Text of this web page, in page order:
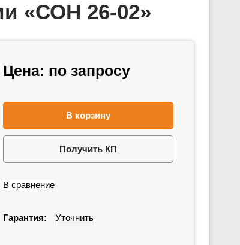
«СОН 26-02»
Цена: по запросу
В корзину
Получить КП
В сравнение
Гарантия: Уточнить